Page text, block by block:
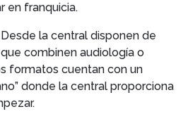
en franquicia.
Desde la central disponen de
combinen audiología o
formatos cuentan con un
donde la central proporciona